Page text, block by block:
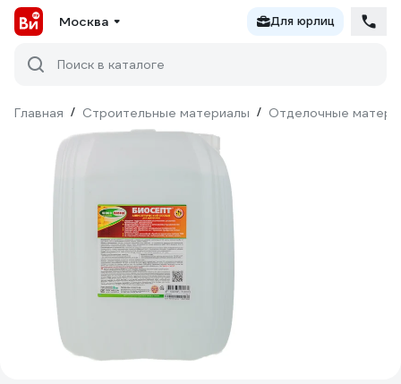
Москва Для юрлиц
Поиск в каталоге
Главная / Строительные материалы / Отделочные